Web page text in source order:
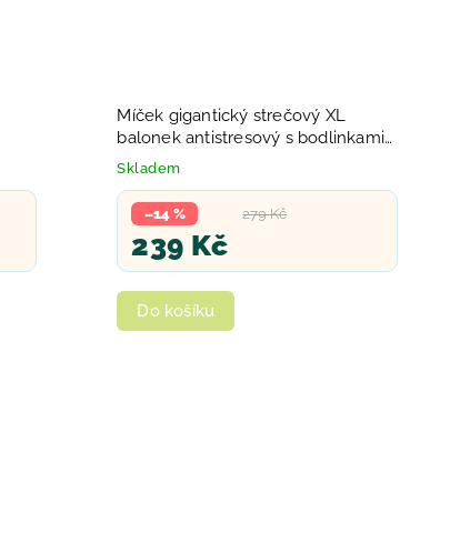
Míček gigantický strečový XL
balonek antistresový s bodlinkami
3 barvy
Skladem
279 Kč
–14 %
239 Kč
Do košíku